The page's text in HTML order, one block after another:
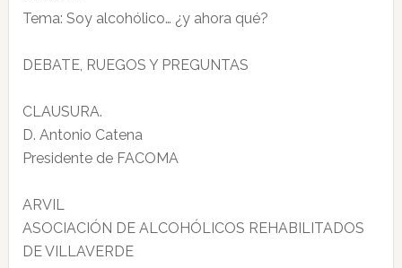
Tema: Soy alcohólico… ¿y ahora qué?
DEBATE, RUEGOS Y PREGUNTAS
CLAUSURA.
D. Antonio Catena
Presidente de FACOMA
ARVIL
ASOCIACIÓN DE ALCOHÓLICOS REHABILITADOS
DE VILLAVERDE